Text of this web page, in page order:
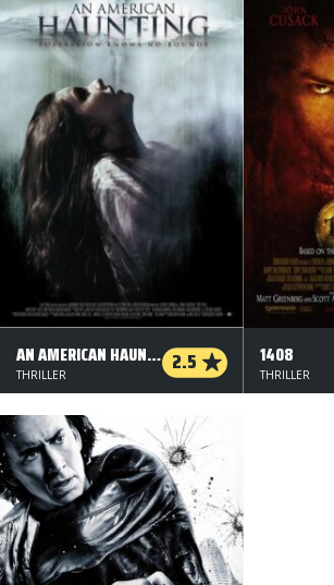
AN AMERICAN HAUNTING 2.5
THRILLER
1408
THRILLER